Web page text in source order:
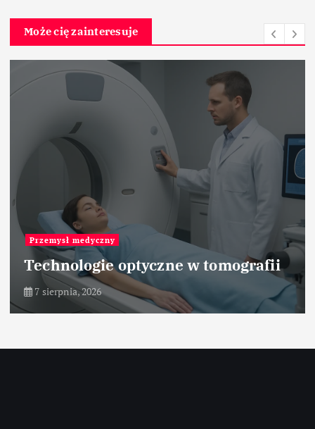
Może cię zainteresuje
Przemysł medyczny
Technologie optyczne w tomografii
7 sierpnia, 2026